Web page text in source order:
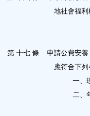
地社會福利
第 十七 條
申請公費安
應符合下列
一、
二、